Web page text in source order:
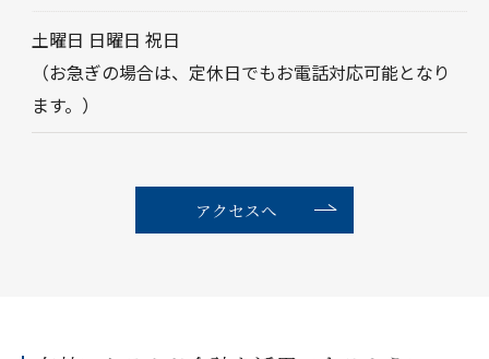
土曜日 日曜日 祝日
（お急ぎの場合は、定休日でもお電話対応可能となり
ます。）
アクセスへ